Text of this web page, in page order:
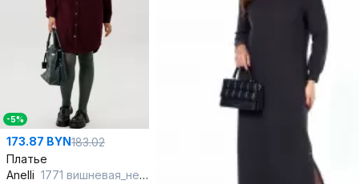
-5%
173.87 BYN183.02
Платье
Anelli 1771 вишневая_нежность